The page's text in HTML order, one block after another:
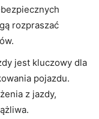
rozpraszać
jest kluczowy dla
pojazdu.
z jazdy,⁢